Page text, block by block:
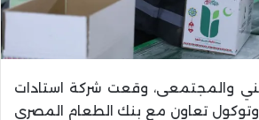
والمجتمعى، وقعت شركة استادات
تعاون مع بنك الطعام المصرى